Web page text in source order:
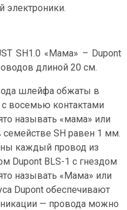
электроники.
SH1.0 «Мама» – Dupont
длиной 20 см.
шлейфа обжаты в
восемью контактами
называть «мама» или
семействе SH равен 1 мм.
каждый провод из
Dupont BLS-1 с гнездом
называть «Мама» или
Dupont обеспечивают
— провода можно